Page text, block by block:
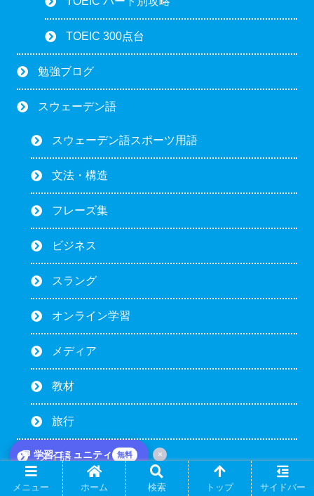
💬 学習コミュニティ 無料 ×
TOEIC 300点台
勉強ブログ
スウェーデン語
スウェーデン語スポーツ用語
文法・構造
フレーズ集
ビジネス
スラング
オンライン学習
メディア
教材
旅行
タイ語
タイ語スポーツ用語
メニュー ホーム 検索 トップ サイドバー